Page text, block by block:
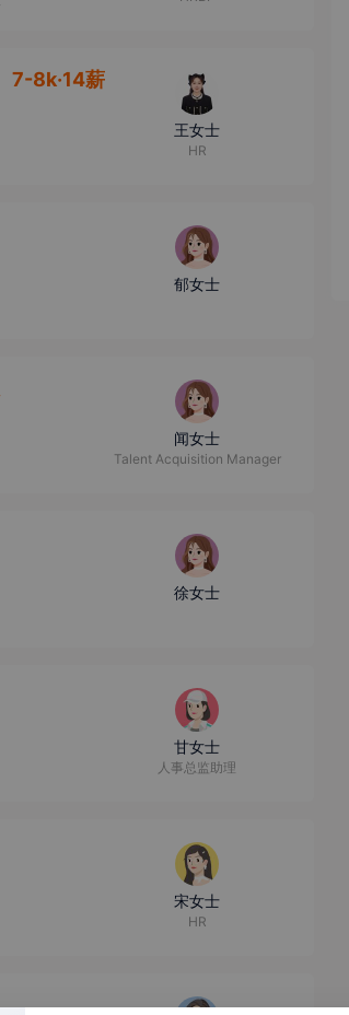
7-8k·14薪
王女士
HR
郁女士
闻女士
Talent Acquisition Manager
徐女士
甘女士
人事总监助理
宋女士
HR